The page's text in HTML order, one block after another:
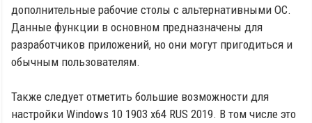
дополнительные рабочие столы с альтернативными ОС.
Данные функции в основном предназначены для
разработчиков приложений, но они могут пригодиться и
обычным пользователям.
Также следует отметить большие возможности для
настройки Windows 10 1903 x64 RUS 2019. В том числе это